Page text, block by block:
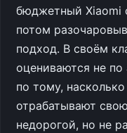
бюджетный Xiaomi
потом
подход. В своём
оцениваются не
по тому,
отрабатывают
недорогой, но не